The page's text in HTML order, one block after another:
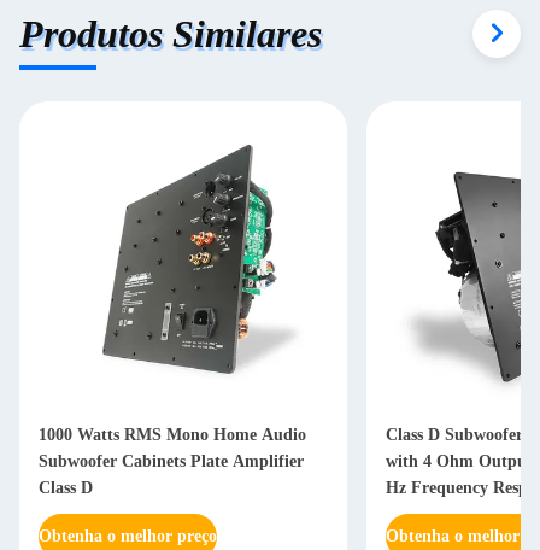
Produtos Similares
1000 Watts RMS Mono Home Audio
Subwoofer Cabinets Plate Amplifier
Class D
Obtenha o melhor preço
Class D Subwoofer
with 4 Ohm Output
Hz Frequency
Power Supply
Obtenha o melhor